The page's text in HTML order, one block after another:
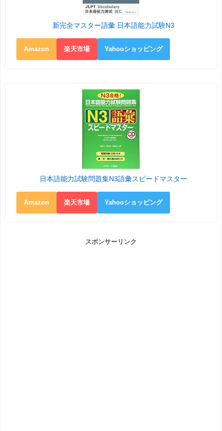
新完全マスター語彙 日本語能力試験N3
Amazon 楽天市場 Yahooショッピング
日本語能力試験問題集N3語彙スピードマスター
Amazon 楽天市場 Yahooショッピング
スポンサーリンク